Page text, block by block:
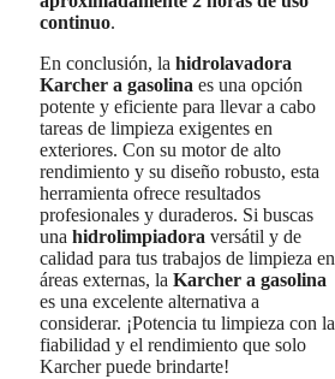
continuo.
En conclusión, la hidrolavadora
Karcher a gasolina es una opción
potente y eficiente para llevar a cabo
tareas de limpieza exigentes en
exteriores. Con su motor de alto
rendimiento y su diseño robusto, esta
herramienta ofrece resultados
profesionales y duraderos. Si buscas
una hidrolimpiadora versátil y de
calidad para tus trabajos de limpieza en
áreas externas, la Karcher a gasolina
es una excelente alternativa a
considerar. ¡Potencia tu limpieza con la
fiabilidad y el rendimiento que solo
Karcher puede brindarte!